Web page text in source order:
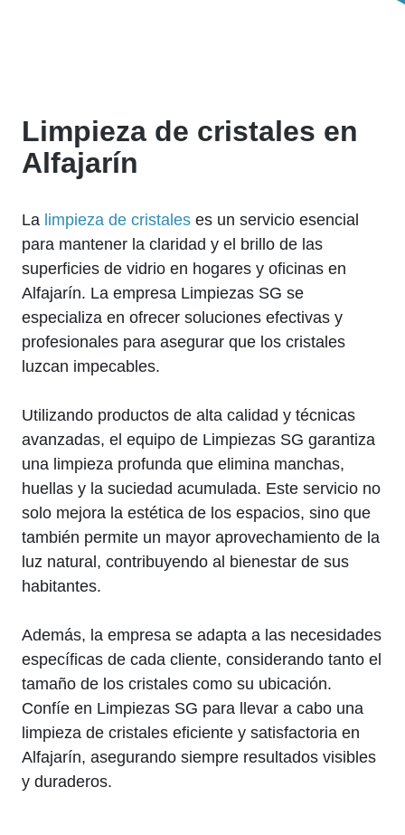
Limpieza de cristales en
Alfajarín
La limpieza de cristales es un servicio esencial
para mantener la claridad y el brillo de las
superficies de vidrio en hogares y oficinas en
Alfajarín. La empresa Limpiezas SG se
especializa en ofrecer soluciones efectivas y
profesionales para asegurar que los cristales
luzcan impecables.
Utilizando productos de alta calidad y técnicas
avanzadas, el equipo de Limpiezas SG garantiza
una limpieza profunda que elimina manchas,
huellas y la suciedad acumulada. Este servicio no
solo mejora la estética de los espacios, sino que
también permite un mayor aprovechamiento de la
luz natural, contribuyendo al bienestar de sus
habitantes.
Además, la empresa se adapta a las necesidades
específicas de cada cliente, considerando tanto el
tamaño de los cristales como su ubicación.
Confíe en Limpiezas SG para llevar a cabo una
limpieza de cristales eficiente y satisfactoria en
Alfajarín, asegurando siempre resultados visibles
y duraderos.